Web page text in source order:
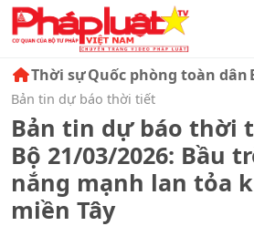
Thời sựQuốc phòng toàn dân
Bản tin dự báo thời tiết
Bản tin dự báo thời
Bộ 21/03/2026: Bầu
nắng mạnh lan tỏa
miền Tây